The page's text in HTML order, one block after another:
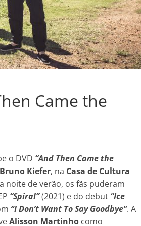
Came the
o DVD “And Then Came the
Kiefer, na Casa de Cultura
noite de verão, os fãs puderam
“Spiral”(2021) e do debut “Ice
“I Don’t Want To Say Goodbye”. A
Alisson Martinho como